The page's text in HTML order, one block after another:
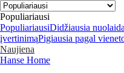
Populiariausi
PopuliariausiDidžiausia nuolaida
įvertinimąPigiausia pagal
Naujiena
Hanse Home